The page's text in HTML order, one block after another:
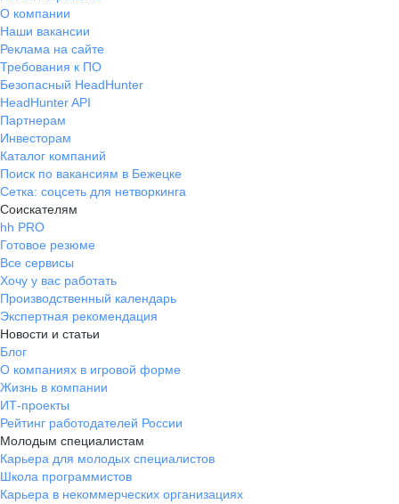
О компании
Наши вакансии
Реклама на сайте
Требования к ПО
Безопасный HeadHunter
HeadHunter API
Партнерам
Инвесторам
Каталог компаний
Поиск по вакансиям в Бежецке
Сетка: соцсеть для нетворкинга
Соискателям
hh PRO
Готовое резюме
Все сервисы
Хочу у вас работать
Производственный календарь
Экспертная рекомендация
Новости и статьи
Блог
О компаниях в игровой форме
Жизнь в компании
ИТ-проекты
Рейтинг работодателей России
Молодым специалистам
Карьера для молодых специалистов
Школа программистов
Карьера в некоммерческих организациях